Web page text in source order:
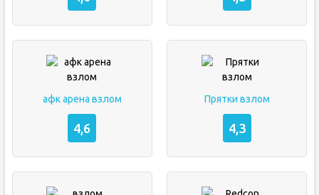
афк арена взлом
4,6
Прятки взлом
4,3